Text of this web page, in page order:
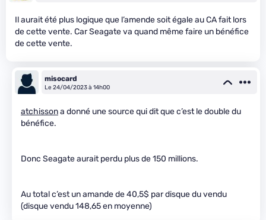
Il aurait été plus logique que l’amende soit égale au CA fait lors
de cette vente. Car Seagate va quand même faire un bénéfice
de cette vente.
misocard
Le 24/04/2023 à 14h00
atchissona donné une source qui dit que c’est le double du
bénéfice.
Donc Seagate aurait perdu plus de 150 millions.
Au total c’est un amande de 40,5$ par disque du vendu
(disque vendu 148,65 en moyenne)